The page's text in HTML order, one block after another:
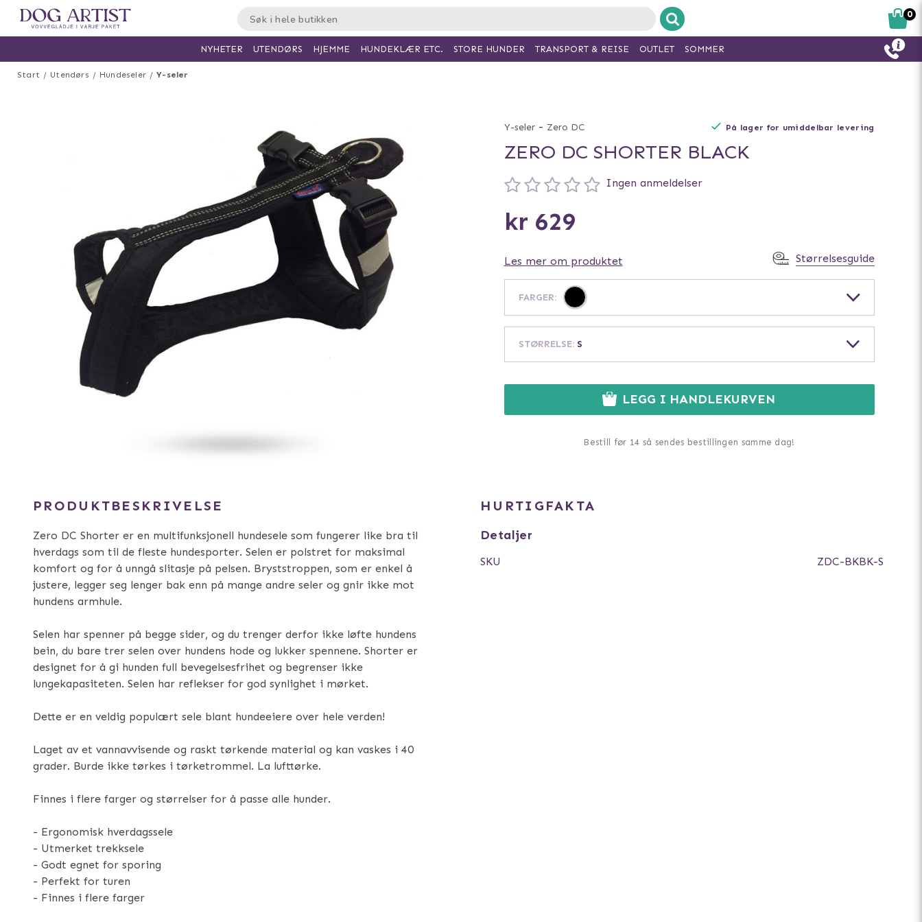
Start Utendørs Hundeseler Y-seler
Y-seler - Zero DC På lager for umiddelbar levering
ZERO DC SHORTER BLACK
Ingen anmeldelser
kr 629
Les mer om produktet Størrelsesguide
FARGER:
STØRRELSE: S
LEGG I HANDLEKURVEN
Bestill før 14 så sendes bestillingen samme dag!
PRODUKTBESKRIVELSE
Zero DC Shorter er en multifunksjonell hundesele som fungerer like bra til
hverdags som til de fleste hundesporter. Selen er polstret for maksimal
komfort og for å unngå slitasje på pelsen. Bryststroppen, som er enkel å
justere, legger seg lenger bak enn på mange andre seler og gnir ikke mot
hundens armhule.
Selen har spenner på begge sider, og du trenger derfor ikke løfte hundens
bein, du bare trer selen over hundens hode og lukker spennene. Shorter er
designet for å gi hunden full bevegelsesfrihet og begrenser ikke
lungekapasiteten. Selen har reflekser for god synlighet i mørket.
Dette er en veldig populært sele blant hundeeiere over hele verden!
Laget av et vannavvisende og raskt tørkende material og kan vaskes i 40
grader. Burde ikke tørkes i tørketrommel. La lufttørke.
Finnes i flere farger og størrelser for å passe alle hunder.
- Ergonomisk hverdagssele
- Utmerket trekksele
- Godt egnet for sporing
- Perfekt for turen
- Finnes i flere farger
HURTIGFAKTA
Detaljer
SKU ZDC-BKBK-S
0
NYHETER UTENDØRS HJEMME HUNDEKLÆR ETC. STORE HUNDER TRANSPORT & REISE OUTLET SOMMER